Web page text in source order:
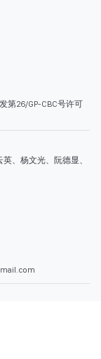
第26/GP-CBC号许可
、杨文光、阮德显、